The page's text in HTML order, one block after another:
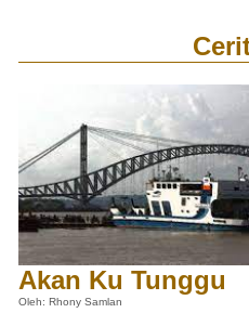
Akan Ku Tunggu
Oleh: Rhony Samlan